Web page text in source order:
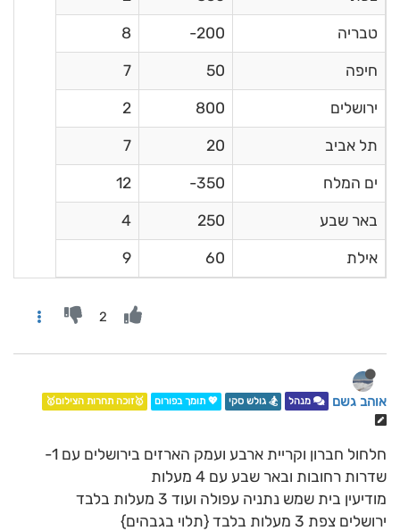
טבריה 200-
8
חיפה 50
7
ירושלים 800
2
תל אביב 20
7
ים המלח 350-
12
באר שבע 250
4
אילת 60
9
2
אוהב גשם מנהל 🏂 גולש סקי 💖 תומך בפורום 🥇זוכה תחרות הצילום🥇
חלחול חברון וקריית ארבע ועמק הארזים בירושלים עם 1-
שדרות רחובות ובאר שבע עם 4 מעלות
מודיעין בית שמש נתניה עפולה ועוד 3 מעלות בלבד
ירושלים צפת 3 מעלות בלבד {תלוי בגבהים}